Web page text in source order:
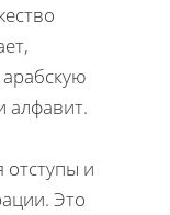
алфавит.
и
Это